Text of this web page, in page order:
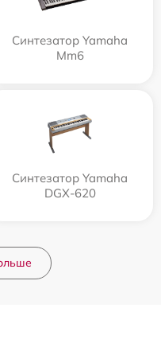
Синтезатор Yamaha
Mm6
Синтезатор Yamaha
DGX-620